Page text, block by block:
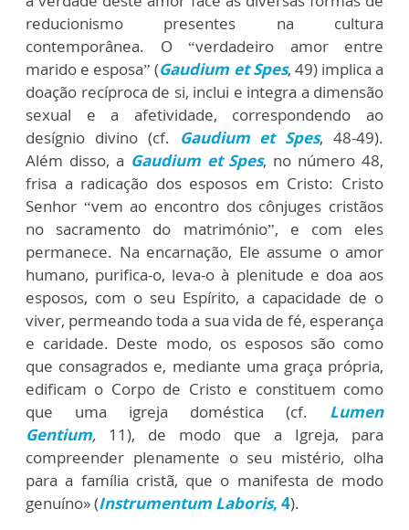
reducionismo presentes na cultura
contemporânea. O “verdadeiro amor entre
marido e esposa” (Gaudium et Spes, 49) implica a
doação recíproca de si, inclui e integra a dimensão
sexual e a afetividade, correspondendo ao
desígnio divino (cf.
Gaudium et Spes, 48-49).
Além disso, a Gaudium et Spes, no número 48,
frisa a radicação dos esposos em Cristo: Cristo
Senhor “vem ao encontro dos cônjuges cristãos
no sacramento do matrimónio”, e com eles
permanece. Na encarnação, Ele assume o amor
humano, purifica-o, leva-o à plenitude e doa aos
esposos, com o seu Espírito, a capacidade de o
viver, permeando toda a sua vida de fé, esperança
e caridade. Deste modo, os esposos são como
que consagrados e, mediante uma graça própria,
edificam o Corpo de Cristo e constituem como
que uma igreja doméstica (cf.
Lumen
Gentium,
11), de modo que a Igreja, para
compreender plenamente o seu mistério, olha
para a família cristã, que o manifesta de modo
genuíno» (Instrumentum Laboris, 4).